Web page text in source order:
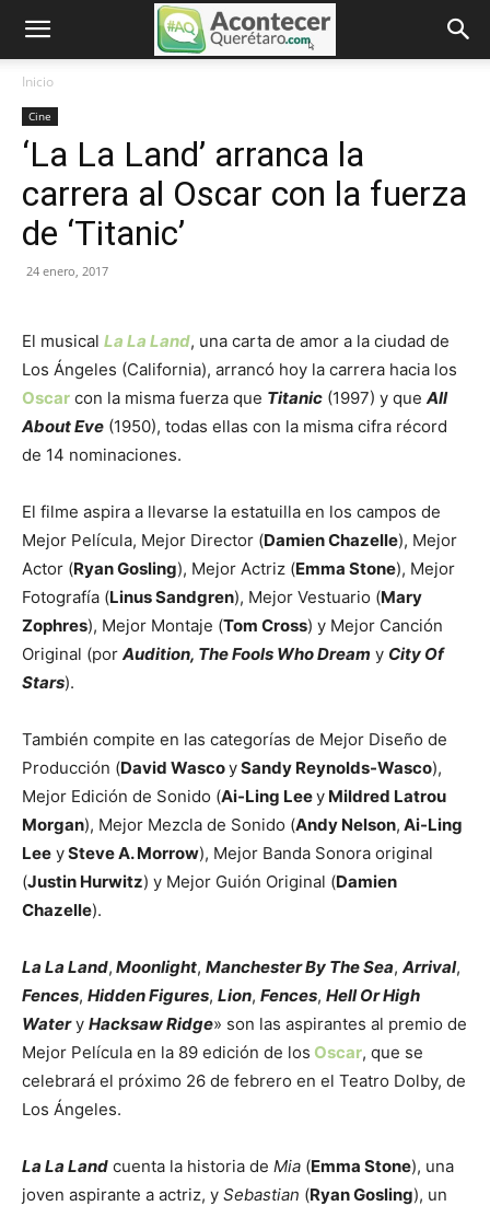
Inicio
Cine
‘La La Land’ arranca la
carrera al Oscar con la fuerza
de ‘Titanic’
24 enero, 2017
El musical La La Land, una carta de amor a la ciudad de
Los Ángeles (California), arrancó hoy la carrera hacia los
Oscar con la misma fuerza que Titanic (1997) y que All
About Eve (1950), todas ellas con la misma cifra récord
de 14 nominaciones.
El filme aspira a llevarse la estatuilla en los campos de
Mejor Película, Mejor Director (Damien Chazelle), Mejor
Actor (Ryan Gosling), Mejor Actriz (Emma Stone), Mejor
Fotografía (Linus Sandgren), Mejor Vestuario (Mary
Zophres), Mejor Montaje (Tom Cross) y Mejor Canción
Original (por Audition, The Fools Who Dream y City Of
Stars).
También compite en las categorías de Mejor Diseño de
Producción (David WascoySandy Reynolds-Wasco),
Mejor Edición de Sonido (Ai-Ling Leey Mildred Latrou
Morgan), Mejor Mezcla de Sonido (Andy Nelson, Ai-Ling
Lee ySteve A. Morrow), Mejor Banda Sonora original
(Justin Hurwitz) y Mejor Guión Original (Damien
Chazelle).
La La Land, Moonlight, Manchester By The Sea, Arrival,
Fences, Hidden Figures, Lion, Fences, Hell Or High
Watery Hacksaw Ridge» son las aspirantes al premio de
Mejor Película en la 89 edición de los Oscar, que se
celebrará el próximo 26 de febrero en el Teatro Dolby, de
Los Ángeles.
La La Land cuenta la historia de Mia (Emma Stone), una
joven aspirante a actriz, y Sebastian (Ryan Gosling), un